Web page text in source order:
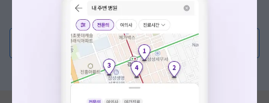
증상/치료, 궁금한 점이 있나요?
의사가 직접 답해드려요!
💬 무엇이든 물어보세요
혹은, 의료상담 서비스에 다양한 게시글 보러가기